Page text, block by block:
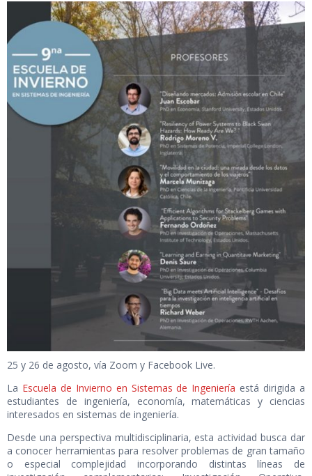
25 y 26 de agosto, vía Zoom y Facebook Live.
La Escuela de Invierno en Sistemas de Ingeniería está dirigida a
estudiantes de ingeniería, economía, matemáticas y ciencias
interesados en sistemas de ingeniería.
Desde una perspectiva multidisciplinaria, esta actividad busca dar
a conocer herramientas para resolver problemas de gran tamaño
o especial complejidad incorporando distintas líneas de